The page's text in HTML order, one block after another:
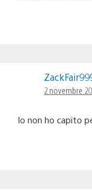
2 novembre
Io non ho capito